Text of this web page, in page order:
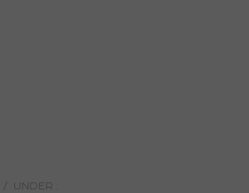
UNDER :